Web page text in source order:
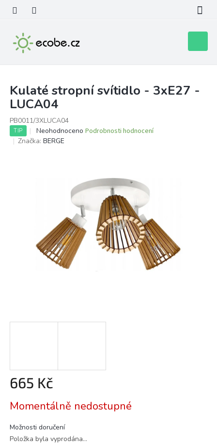
obsah
košík
Kulaté stropní svítidlo - 3xE27 -
LUCA04
PB0011/3XLUCA04
TIP
Průměrné
hodnocení
Neohodnoceno Podrobnosti hodnocení
Značka: BERGE
665 Kč
cena:
Momentálně nedostupné
Možnosti doručení
Položka byla vyprodána…